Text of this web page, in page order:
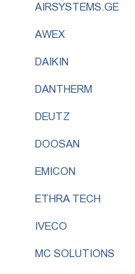
AIRSYSTEMS.GE
AWEX
DAIKIN
DANTHERM
DEUTZ
DOOSAN
EMICON
ETHRA TECH
IVECO
MC SOLUTIONS